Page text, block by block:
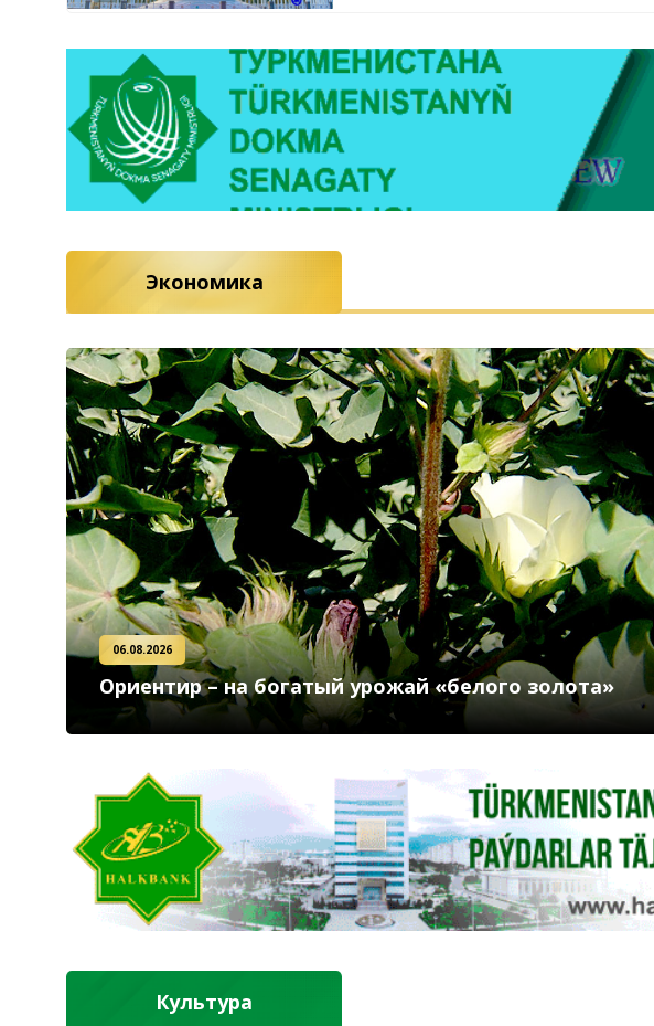
Экономика
06.08.2026
Ориентир – на богатый урожай «белого золота»
Культура